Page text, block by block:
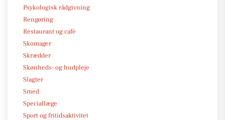
Psykologisk rådgivning
Rengøring
Restaurant og café
Skomager
Skrædder
Skønheds- og hudpleje
Slagter
Smed
Speciallæge
Sport og fritidsaktivitet